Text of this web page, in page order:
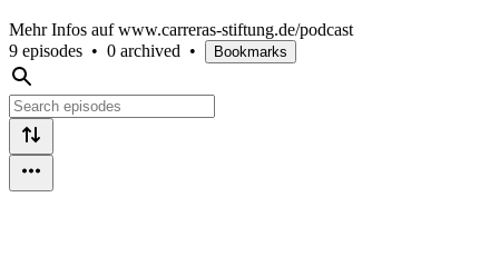
Mehr Infos auf www.carreras-stiftung.de/podcast
9 episodes • 0 archived • Bookmarks